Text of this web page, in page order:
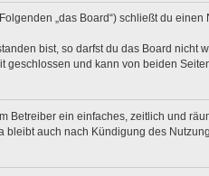
„das Board“) schließt du
bist, so darfst du das Board
geschlossen und kann von beiden
Betreiber ein einfaches, zeitlich und
bleibt auch nach Kündigung des